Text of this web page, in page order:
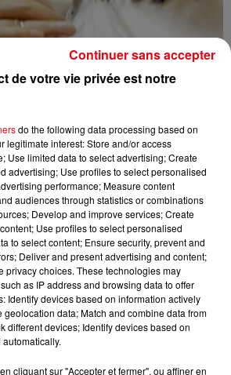
fermé après un contrôle
de votre vie privée est notre
do the following data processing based on
legitimate interest: Store and/or access
Use limited data to select advertising; Create
advertising; Use profiles to select personalised
performance; Measure content
audiences through statistics or combinations
Develop and improve services; Create
Use profiles to select personalised
to select content; Ensure security, prevent and
Deliver and present advertising and content;
privacy choices. These technologies may
as IP address and browsing data to offer
Identify devices based on information actively
geolocation data; Match and combine data from
different devices; Identify devices based on
cliquant sur "Accepter et fermer", ou affiner en
Continuer sans accepter